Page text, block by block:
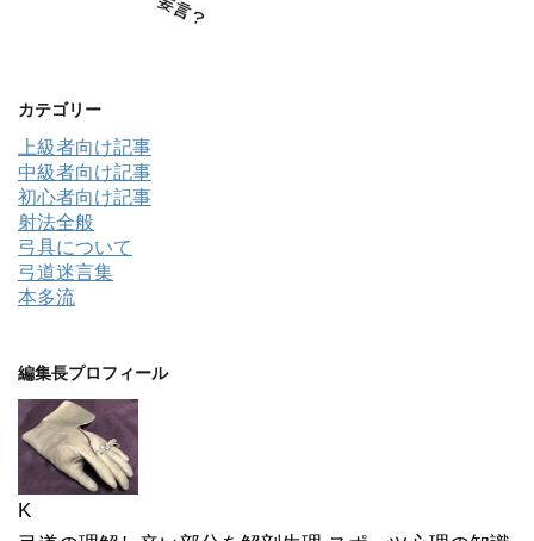
カテゴリー
上級者向け記事
中級者向け記事
初心者向け記事
射法全般
弓具について
弓道迷言集
本多流
編集長プロフィール
K